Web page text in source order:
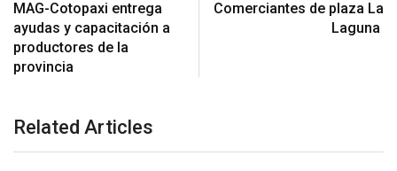
MAG-Cotopaxi entrega
ayudas y capacitación a
productores de la
provincia
Comerciantes de plaza La
Laguna
Related Articles